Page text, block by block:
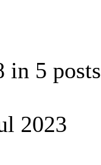
in 5 posts
2023